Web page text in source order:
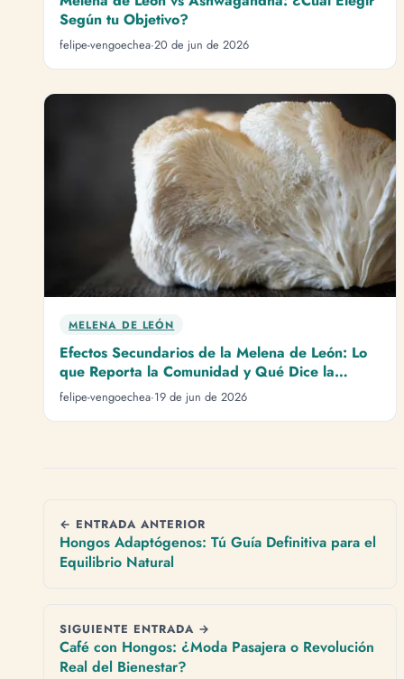
Según tu Objetivo?
felipe-vengoechea·20 de jun de 2026
MELENA DE LEÓN
Efectos Secundarios de la Melena de León: Lo
que Reporta la Comunidad y Qué Dice la
Ciencia
felipe-vengoechea·19 de jun de 2026
← ENTRADA ANTERIOR
Hongos Adaptógenos: Tú Guía Definitiva para el
Equilibrio Natural
SIGUIENTE ENTRADA →
Café con Hongos: ¿Moda Pasajera o Revolución
Real del Bienestar?